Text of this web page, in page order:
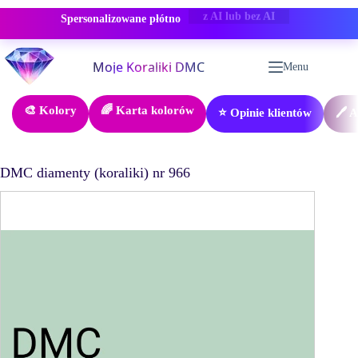
Spersonalizowane płótno -50% RABAT
Przejdź
do
treści
Menu
🎨 Kolory 🌈 Karta kolorów ⭐ Opinie klientów 🖊️
DMC diamenty (koraliki) nr 966